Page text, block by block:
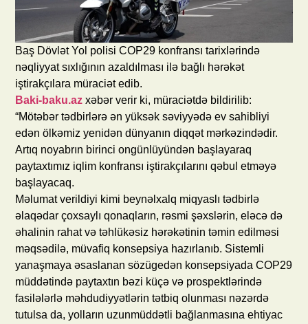
Baş Dövlət Yol polisi COP29 konfransı tarixlərində
nəqliyyat sıxlığının azaldılması ilə bağlı hərəkət
iştirakçılara müraciət edib.
Baki-baku.az xəbər verir ki, müraciətdə bildirilib:
“Mötəbər tədbirlərə ən yüksək səviyyədə ev sahibliyi
edən ölkəmiz yenidən dünyanın diqqət mərkəzindədir.
Artıq noyabrın birinci ongünlüyündən başlayaraq
paytaxtımız iqlim konfransı iştirakçılarını qəbul etməyə
başlayacaq.
Məlumat verildiyi kimi beynəlxalq miqyaslı tədbirlə
əlaqədar çoxsaylı qonaqların, rəsmi şəxslərin, eləcə də
əhalinin rahat və təhlükəsiz hərəkətinin təmin edilməsi
məqsədilə, müvafiq konsepsiya hazırlanıb. Sistemli
yanaşmaya əsaslanan sözügedən konsepsiyada COP29
müddətində paytaxtın bəzi küçə və prospektlərində
fasilələrlə məhdudiyyətlərin tətbiq olunması nəzərdə
tutulsa da, yolların uzunmüddətli bağlanmasına ehtiyac